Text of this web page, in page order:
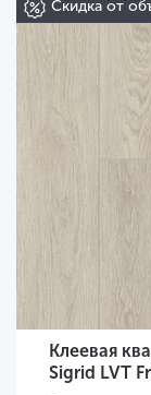
Скидка от
Клеевая
Sigrid LVT